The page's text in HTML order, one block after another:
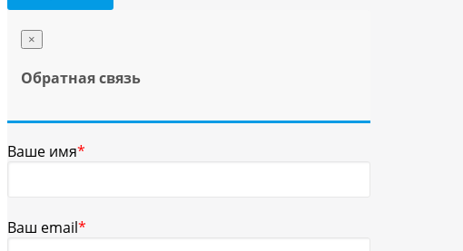
×
Обратная связь
Ваше имя*
Ваш email*